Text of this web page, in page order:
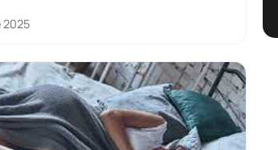
2025